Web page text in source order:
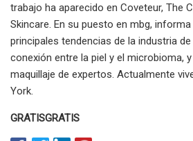
trabajo ha aparecido en Coveteur, The
Skincare. En su puesto en mbg,
principales tendencias de la industria
conexión entre la piel y el microbioma,
maquillaje de expertos. Actualmente
York.
GRATISGRATIS